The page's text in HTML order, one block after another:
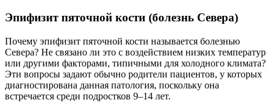
Эпифизит пяточной кости (болезнь Севера)
Почему эпифизит пяточной кости называется болезнью
Севера? Не связано ли это с воздействием низких температур
или другими факторами, типичными для холодного климата?
Эти вопросы задают обычно родители пациентов, у которых
диагностирована данная патология, поскольку она
встречается среди подростков 9–14 лет.